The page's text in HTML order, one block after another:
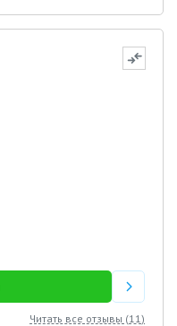
Читать все отзывы (11)